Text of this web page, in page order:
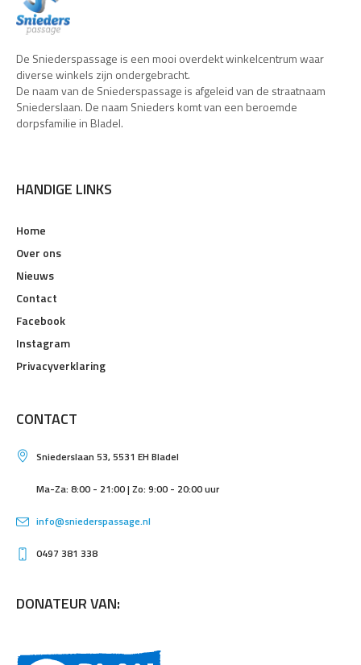
De Sniederspassage is een mooi overdekt winkelcentrum waar
diverse winkels zijn ondergebracht.
De naam van de Sniederspassage is afgeleid van de straatnaam
Sniederslaan. De naam Snieders komt van een beroemde
dorpsfamilie in Bladel.
HANDIGE LINKS
Home
Over ons
Nieuws
Contact
Facebook
Instagram
Privacyverklaring
CONTACT
Sniederslaan 53, 5531 EH Bladel
Ma-Za: 8:00 - 21:00 | Zo: 9:00 - 20:00 uur
info@sniederspassage.nl
0497 381 338
DONATEUR VAN: